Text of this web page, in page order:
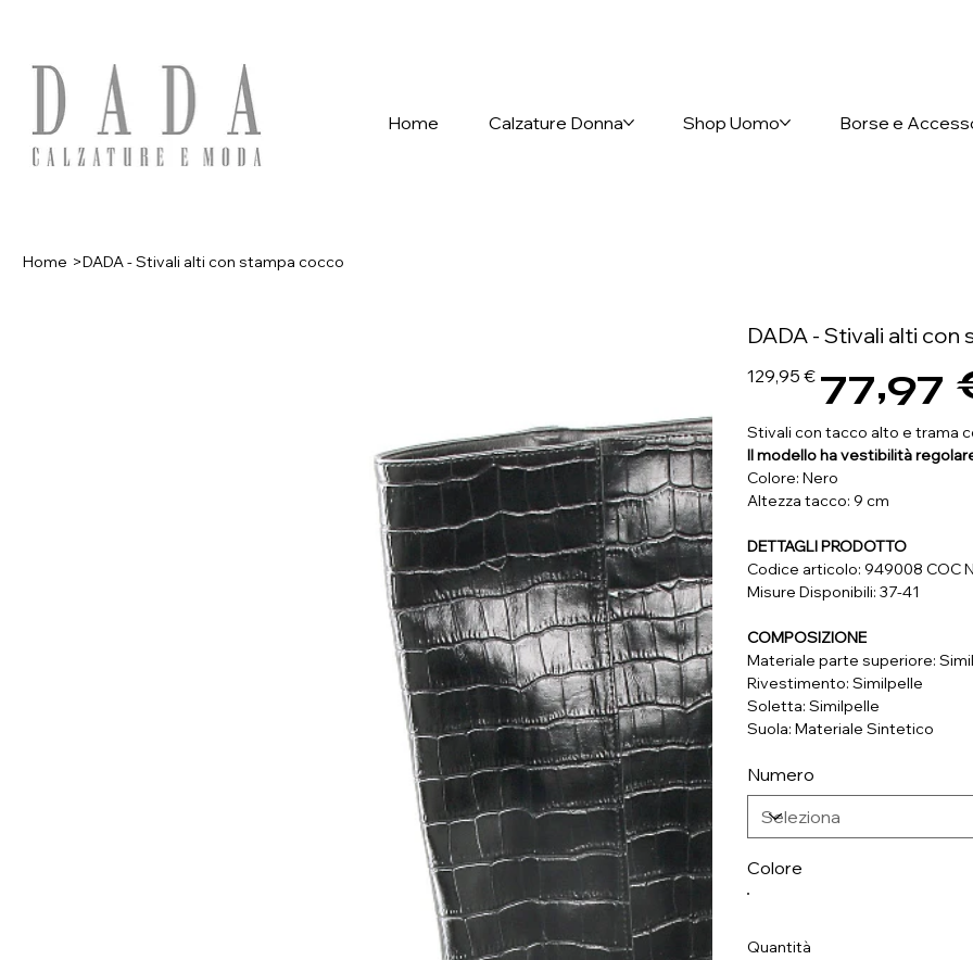
Home Calzature Donna Shop Uomo Borse e
Home >DADA - Stivali alti con stampa cocco
DADA - Stivali alti
Prezzo
originale
129,95 € scontato
77,97
Stivali con tacco alto e trama
Il modello ha vestibilità
Colore: Nero
Altezza tacco: 9 cm
DETTAGLI PRODOTTO
Codice articolo: 949008 COC
Misure Disponibili: 37-41
COMPOSIZIONE
Materiale parte superiore:
Rivestimento: Similpelle
Soletta: Similpelle
Suola: Materiale Sintetico
Numero
Colore
Quantità